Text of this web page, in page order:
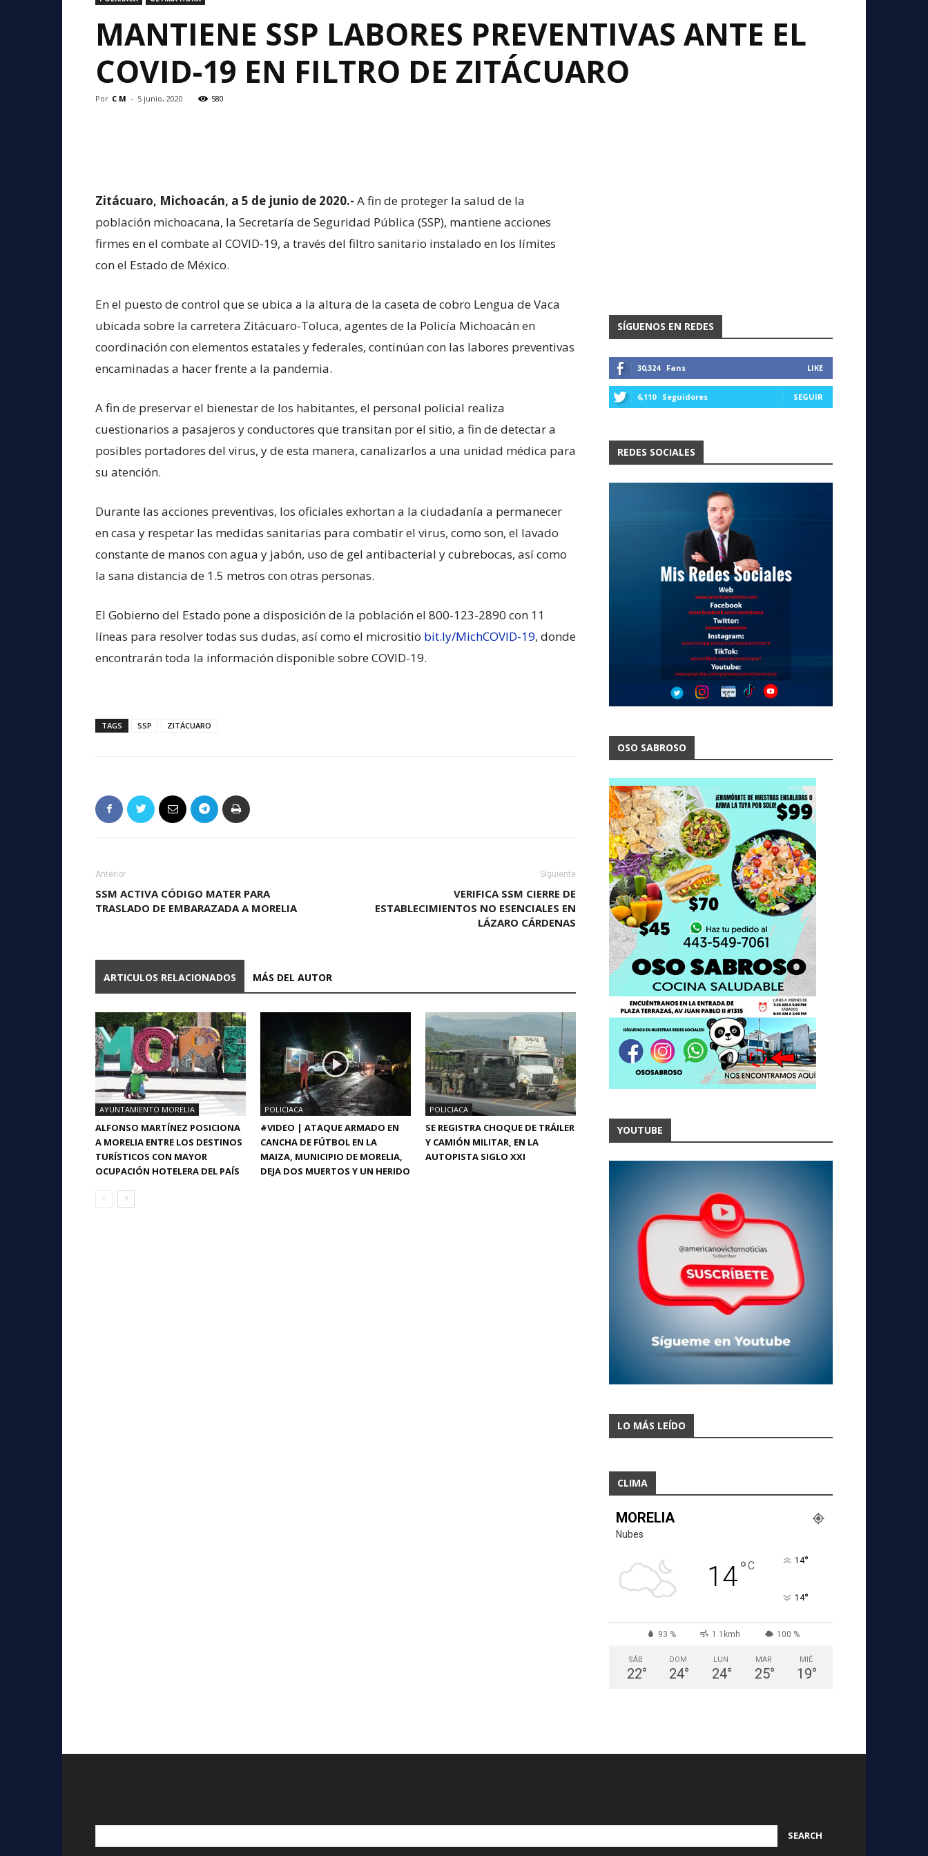
MANTIENE SSP LABORES PREVENTIVAS ANTE EL
COVID-19 EN FILTRO DE ZITÁCUARO
Por C M - 5 junio, 2020 580
Zitácuaro, Michoacán, a 5 de junio de 2020.- A fin de proteger la salud de la
población michoacana, la Secretaría de Seguridad Pública (SSP), mantiene acciones
firmes en el combate al COVID-19, a través del filtro sanitario instalado en los límites
con el Estado de México.
En el puesto de control que se ubica a la altura de la caseta de cobro Lengua de Vaca
ubicada sobre la carretera Zitácuaro-Toluca, agentes de la Policía Michoacán en
coordinación con elementos estatales y federales, continúan con las labores preventivas
encaminadas a hacer frente a la pandemia.
A fin de preservar el bienestar de los habitantes, el personal policial realiza
cuestionarios a pasajeros y conductores que transitan por el sitio, a fin de detectar a
posibles portadores del virus, y de esta manera, canalizarlos a una unidad médica para
su atención.
Durante las acciones preventivas, los oficiales exhortan a la ciudadanía a permanecer
en casa y respetar las medidas sanitarias para combatir el virus, como son, el lavado
constante de manos con agua y jabón, uso de gel antibacterial y cubrebocas, así como
la sana distancia de 1.5 metros con otras personas.
El Gobierno del Estado pone a disposición de la población el 800-123-2890 con 11
líneas para resolver todas sus dudas, así como el micrositio bit.ly/MichCOVID-19, donde
encontrarán toda la información disponible sobre COVID-19.
TAGS SSP ZITÁCUARO
Anterior
SSM ACTIVA CÓDIGO MATER PARA
TRASLADO DE EMBARAZADA A MORELIA
Siguiente
VERIFICA SSM CIERRE DE
ESTABLECIMIENTOS NO ESENCIALES EN
LÁZARO CÁRDENAS
ARTICULOS RELACIONADOS MÁS DEL AUTOR
AYUNTAMIENTO MORELIA
ALFONSO MARTÍNEZ POSICIONA
A MORELIA ENTRE LOS DESTINOS
TURÍSTICOS CON MAYOR
OCUPACIÓN HOTELERA DEL PAÍS
POLICIACA
#VIDEO | ATAQUE ARMADO EN
CANCHA DE FÚTBOL EN LA
MAIZA, MUNICIPIO DE MORELIA,
DEJA DOS MUERTOS Y UN HERIDO
POLICIACA
SE REGISTRA CHOQUE DE TRÁILER
Y CAMIÓN MILITAR, EN LA
AUTOPISTA SIGLO XXI
SÍGUENOS EN REDES
30,324 Fans LIKE
6,110 Seguidores SEGUIR
REDES SOCIALES
OSO SABROSO
YOUTUBE
LO MÁS LEÍDO
CLIMA
MORELIA
Nubes
14°C 14°
14°
93 % 1.1kmh 100 %
SÁB
22°
DOM
24°
LUN
24°
MAR
25°
MIÉ
19°